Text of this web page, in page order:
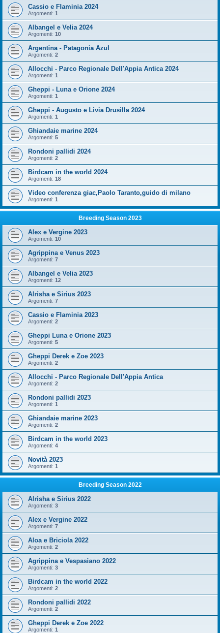
Cassio e Flaminia 2024
Argomenti: 1
Albangel e Velia 2024
Argomenti: 10
Argentina - Patagonia Azul
Argomenti: 2
Allocchi - Parco Regionale Dell'Appia Antica 2024
Argomenti: 1
Gheppi - Luna e Orione 2024
Argomenti: 1
Gheppi - Augusto e Livia Drusilla 2024
Argomenti: 1
Ghiandaie marine 2024
Argomenti: 5
Rondoni pallidi 2024
Argomenti: 2
Birdcam in the world 2024
Argomenti: 18
Video conferenza giac,Paolo Taranto,guido di milano
Argomenti: 1
Breeding Season 2023
Alex e Vergine 2023
Argomenti: 10
Agrippina e Venus 2023
Argomenti: 7
Albangel e Velia 2023
Argomenti: 12
Alrisha e Sirius 2023
Argomenti: 7
Cassio e Flaminia 2023
Argomenti: 2
Gheppi Luna e Orione 2023
Argomenti: 5
Gheppi Derek e Zoe 2023
Argomenti: 2
Allocchi - Parco Regionale Dell'Appia Antica
Argomenti: 2
Rondoni pallidi 2023
Argomenti: 1
Ghiandaie marine 2023
Argomenti: 2
Birdcam in the world 2023
Argomenti: 4
Novità 2023
Argomenti: 1
Breeding Season 2022
Alrisha e Sirius 2022
Argomenti: 3
Alex e Vergine 2022
Argomenti: 7
Aloa e Briciola 2022
Argomenti: 2
Agrippina e Vespasiano 2022
Argomenti: 3
Birdcam in the world 2022
Argomenti: 2
Rondoni pallidi 2022
Argomenti: 2
Gheppi Derek e Zoe 2022
Argomenti: 1